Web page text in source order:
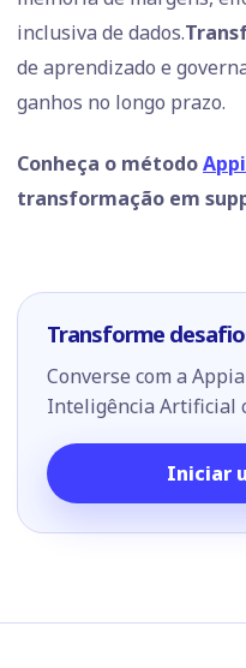
inclusiva de dados.
de aprendizado e
ganhos no longo prazo.
Conheça o método
transformação em
Transforme
Converse com a
Inteligência Artificial
Iniciar